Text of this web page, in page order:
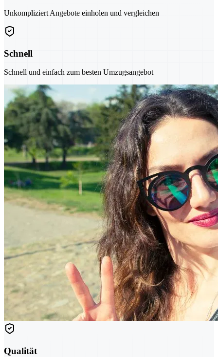
Unkompliziert Angebote einholen und vergleichen
Schnell
Schnell und einfach zum besten Umzugsangebot
Qualität